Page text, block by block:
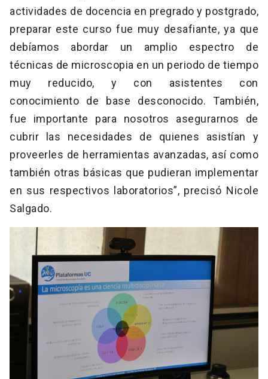
actividades de docencia en pregrado y postgrado,
preparar este curso fue muy desafiante, ya que
debíamos abordar un amplio espectro de
técnicas de microscopia en un periodo de tiempo
muy reducido, y con asistentes con
conocimiento de base desconocido. También,
fue importante para nosotros asegurarnos de
cubrir las necesidades de quienes asistían y
proveerles de herramientas avanzadas, así como
también otras básicas que pudieran implementar
en sus respectivos laboratorios”, precisó Nicole
Salgado.